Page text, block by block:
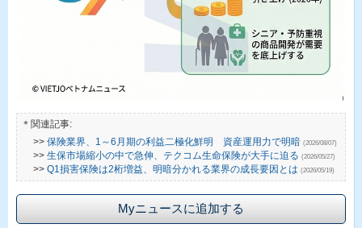
＊関連記事:
>> 保険業界、1～6月期の利益二極化鮮明 資産運用力で明暗 (2026/08/07)
>> 生保市場縮小の中で急伸、テクコム生命保険が大手に迫る (2026/05/27)
>> Q1損害保険は2桁増益、明暗分かれる業界の成長要因とは (2026/05/19)
Myニュースに追加する